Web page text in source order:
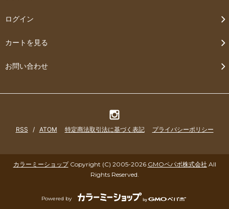
ログイン
カートを見る
お問い合わせ
RSS / ATOM 特定商法取引法に基づく表記 プライバシーポリシー
カラーミーショップCopyright (C) 2005-2026 GMOペパボ株式会社 All
Rights Reserved.
Powered by